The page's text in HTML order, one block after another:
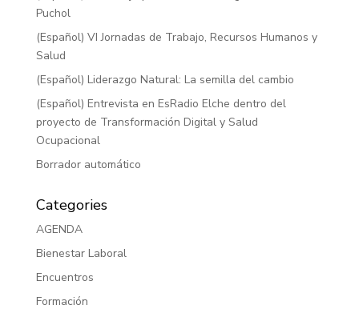
Puchol
(Español) VI Jornadas de Trabajo, Recursos Humanos y
Salud
(Español) Liderazgo Natural: La semilla del cambio
(Español) Entrevista en EsRadio Elche dentro del
proyecto de Transformación Digital y Salud
Ocupacional
Borrador automático
Categories
AGENDA
Bienestar Laboral
Encuentros
Formación